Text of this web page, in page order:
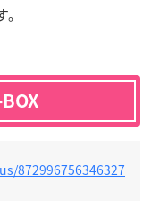
872996756346327